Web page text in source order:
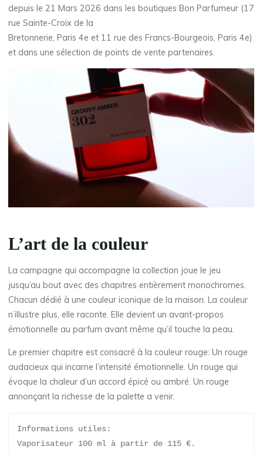
depuis le 21 Mars 2026 dans les boutiques Bon Parfumeur (17
rue Sainte-Croix de la
Bretonnerie, Paris 4e et 11 rue des Francs-Bourgeois, Paris 4e)
et dans une sélection de points de vente partenaires.
L’art de la couleur
La campagne qui accompagne la collection joue le jeu
jusqu’au bout avec des chapitres entièrement monochromes.
Chacun dédié à une couleur iconique de la maison. La couleur
n’illustre plus, elle raconte. Elle devient un avant-propos
émotionnelle au parfum avant même qu’il touche la peau.
Le premier chapitre est consacré à la couleur rouge: Un rouge
audacieux qui incarne l’intensité émotionnelle. Un rouge qui
évoque la chaleur d’un accord épicé ou ambré. Un rouge
annonçant la richesse de la palette a venir.
Informations utiles:
Vaporisateur 100 ml à partir de 115 €.